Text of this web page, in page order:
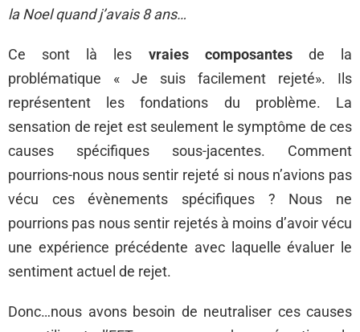
la Noel quand j’avais 8 ans…
Ce sont là les vraies composantesde la
problématique « Je suis facilement rejeté». Ils
représentent les fondations du problème. La
sensation de rejet est seulement le symptôme de ces
causes spécifiques sous-jacentes. Comment
pourrions-nous nous sentir rejeté si nous n’avions pas
vécu ces évènements spécifiques ? Nous ne
pourrions pas nous sentir rejetés à moins d’avoir vécu
une expérience précédente avec laquelle évaluer le
sentiment actuel de rejet.
Donc…nous avons besoin de neutraliser ces causes